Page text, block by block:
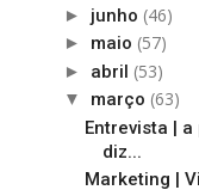
► junho (46)
► maio (57)
► abril (53)
▼ março (63)
Entrevista |
diz...
Marketing |